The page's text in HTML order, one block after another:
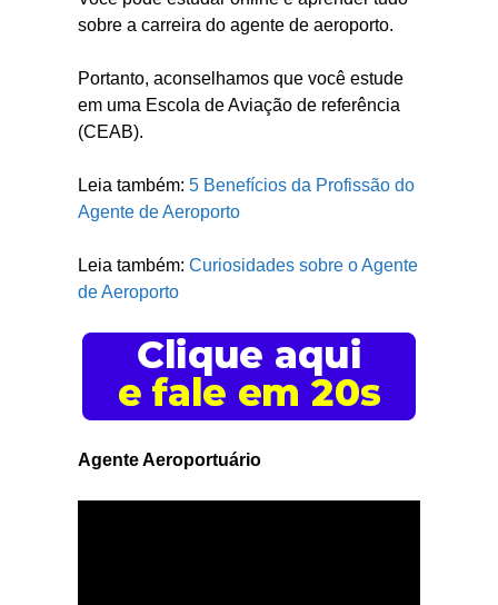
sobre a carreira do agente de aeroporto.
Portanto, aconselhamos que você estude
em uma Escola de Aviação de referência
(CEAB).
Leia também: 5 Benefícios da Profissão do
Agente de Aeroporto
Leia também: Curiosidades sobre o Agente
de Aeroporto
Agente Aeroportuário